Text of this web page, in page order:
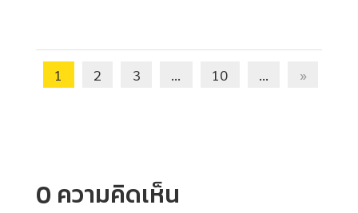
1 2 3 ... 10 ... »
0 ความคิดเห็น